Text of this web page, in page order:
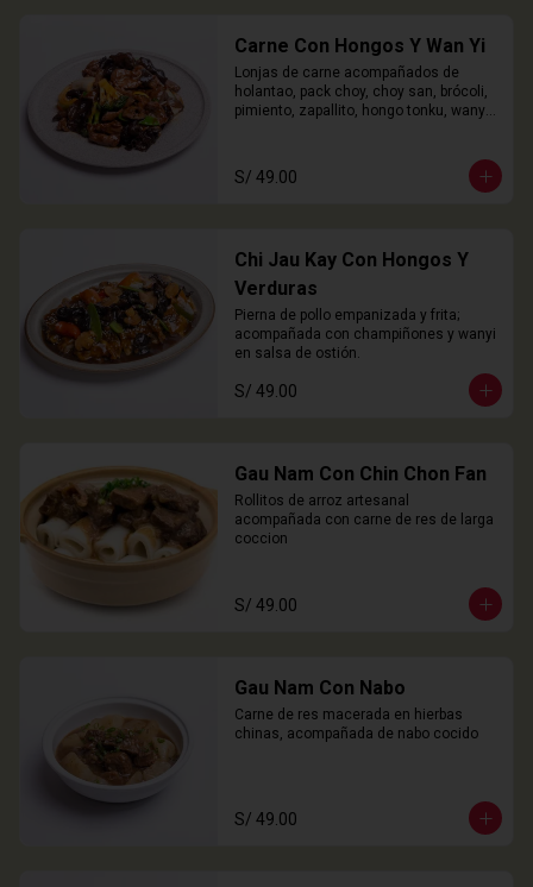
Carne Con Hongos Y Wan Yi
Lonjas de carne acompañados de
holantao, pack choy, choy san, brócoli,
pimiento, zapallito, hongo tonku, wanyi
S/ 49.00
Chi Jau Kay Con Hongos Y
Verduras
Pierna de pollo empanizada y frita;
acompañada con champiñones y wanyi
en salsa de ostión.
S/ 49.00
Gau Nam Con Chin Chon Fan
Rollitos de arroz artesanal
acompañada con carne de res de larga
coccion
S/ 49.00
Gau Nam Con Nabo
Carne de res macerada en hierbas
chinas, acompañada de nabo cocido
S/ 49.00